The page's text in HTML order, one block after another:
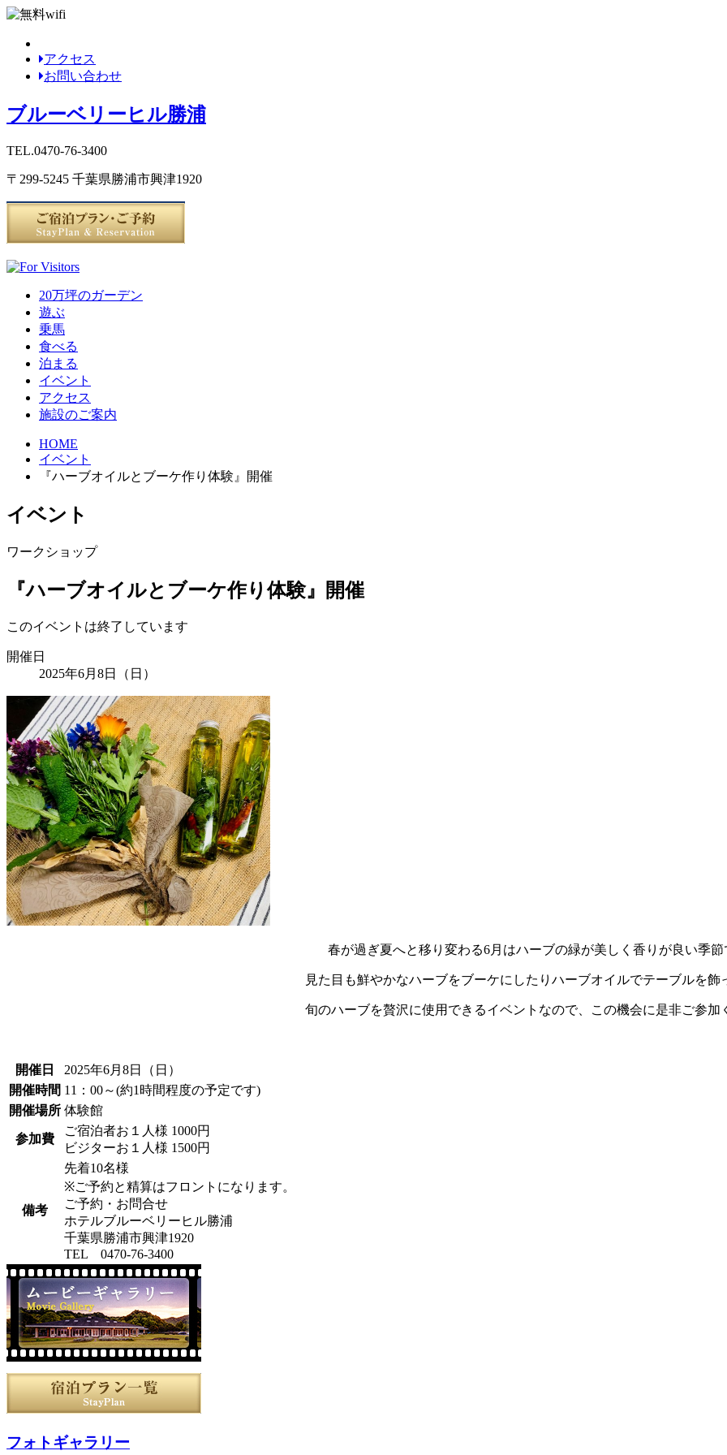
アクセス
お問い合わせ
ブルーベリーヒル勝浦
TEL.0470-76-3400
〒299-5245 千葉県勝浦市興津1920
20万坪のガーデン
遊ぶ
乗馬
食べる
泊まる
イベント
アクセス
施設のご案内
HOME
イベント
『ハーブオイルとブーケ作り体験』開催
イベント
ワークショップ
『ハーブオイルとブーケ作り体験』開催
このイベントは終了しています
開催日
2025年6月8日（日）
春が過ぎ夏へと移り変わる6月はハーブの緑が美しく香りが良い季節
見た目も鮮やかなハーブをブーケにしたりハーブオイルでテーブルを飾
旬のハーブを贅沢に使用できるイベントなので、この機会に是非ご参加
開催日
2025年6月8日（日）
開催時間 11：00～(約1時間程度の予定です)
開催場所 体験館
参加費
ご宿泊者お１人様 1000円
ビジターお１人様 1500円
備考
先着10名様
※ご予約と精算はフロントになります。
ご予約・お問合せ
ホテルブルーベリーヒル勝浦
千葉県勝浦市興津1920
TEL 0470-76-3400
フォトギャラリー